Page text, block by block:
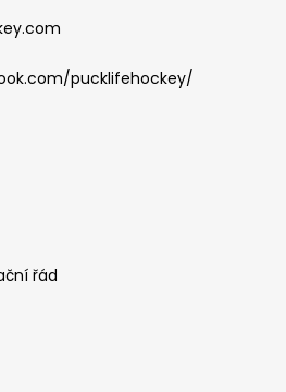
pucklifehockey/
řád